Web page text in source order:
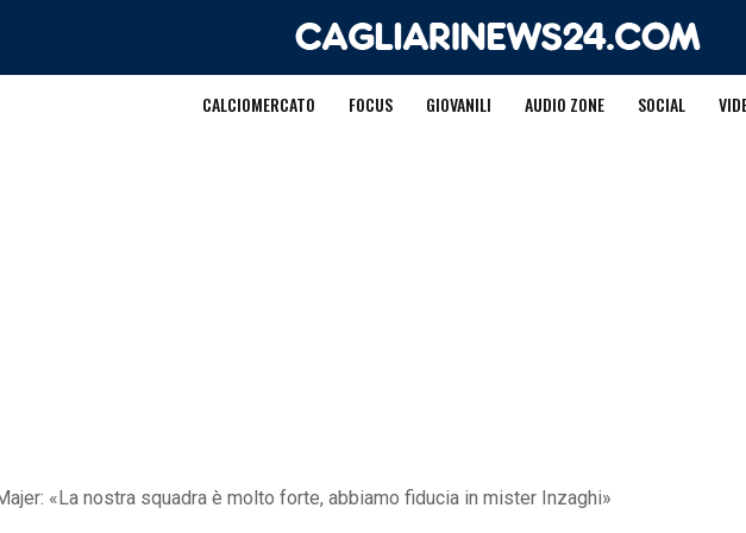
CALCIOMERCATO FOCUS GIOVANILI AUDIO ZONE SOCIAL
«La nostra squadra è molto forte, abbiamo fiducia in mister Inzaghi»